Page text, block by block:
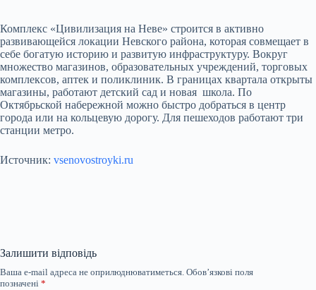
Комплекс «Цивилизация на Неве» строится в активно
развивающейся локации Невского района, которая совмещает в
себе богатую историю и развитую инфраструктуру. Вокруг
множество магазинов, образовательных учреждений, торговых
комплексов, аптек и поликлиник. В границах квартала открыты
магазины, работают детский сад и новая школа. По
Октябрьской набережной можно быстро добраться в центр
города или на кольцевую дорогу. Для пешеходов работают три
станции метро.
Источник: vsenovostroyki.ru
Залишити відповідь
Ваша e-mail адреса не оприлюднюватиметься. Обов’язкові поля
позначені *